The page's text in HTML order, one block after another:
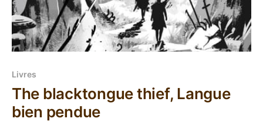
Livres
The blacktongue thief, Langue
bien pendue